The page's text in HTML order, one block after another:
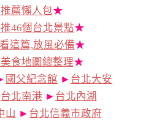
薦懶人包★
46個台北景點★
這篇,放風必備★
食地圖總整理★
國父紀念館 ► 台北大安
台北南港 ► 台北內湖
山 ► 台北信義市政府